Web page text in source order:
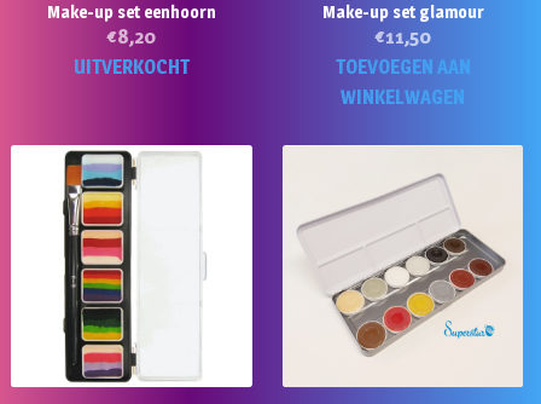
Make-up set eenhoorn
€8,20
UITVERKOCHT
Make-up set glamour
€11,50
TOEVOEGEN AAN
WINKELWAGEN